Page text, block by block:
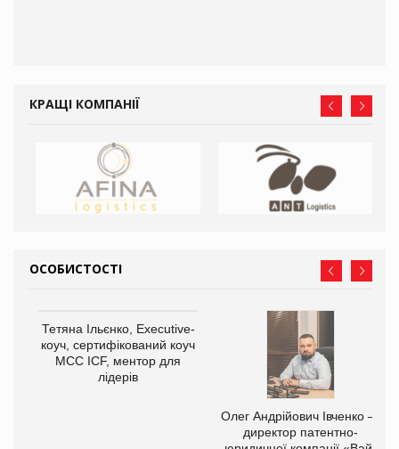
КРАЩІ КОМПАНІЇ
ОСОБИСТОСТІ
Тетяна Ільєнко, Executive-
коуч, сертифікований коуч
МСС ICF, ментор для
лідерів
Олег Андрійович Івченко —
директор патентно-